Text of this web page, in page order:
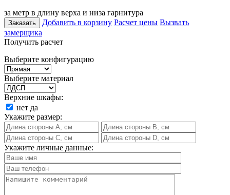
за метр в длину верха и низа гарнитура
Заказать Добавить в корзину Расчет цены Вызвать
замерщика
Получить расчет
Выберите конфигурацию
Выберите материал
Верхние шкафы:
нет да
Укажите размер:
Укажите личные данные: